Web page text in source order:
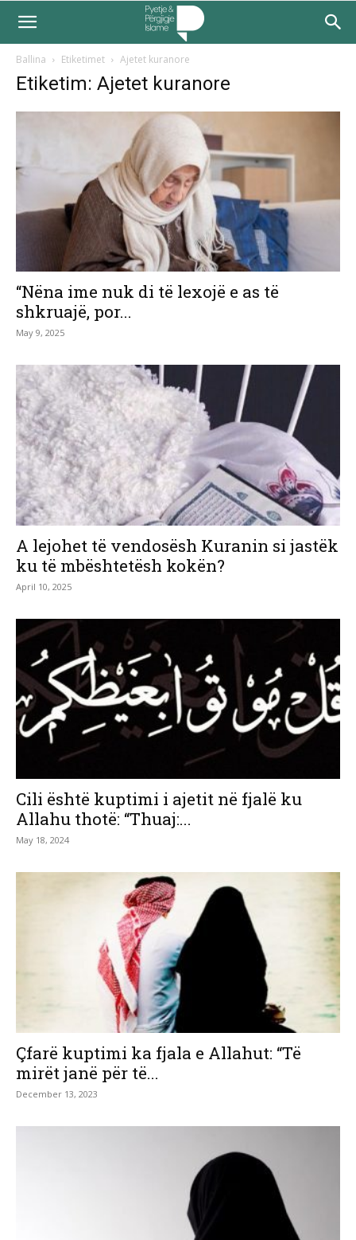
Ballina Etiketimet Ajetet kuranore
Etiketim: Ajetet kuranore
“Nëna ime nuk di të lexojë e as të
shkruajë, por...
May 9, 2025
A lejohet të vendosësh Kuranin si jastëk
ku të mbështetësh kokën?
April 10, 2025
Cili është kuptimi i ajetit në fjalë ku
Allahu thotë: “Thuaj:...
May 18, 2024
Çfarë kuptimi ka fjala e Allahut: “Të
mirët janë për të...
December 13, 2023